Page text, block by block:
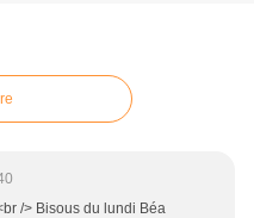
/> Bisous du lundi Béa